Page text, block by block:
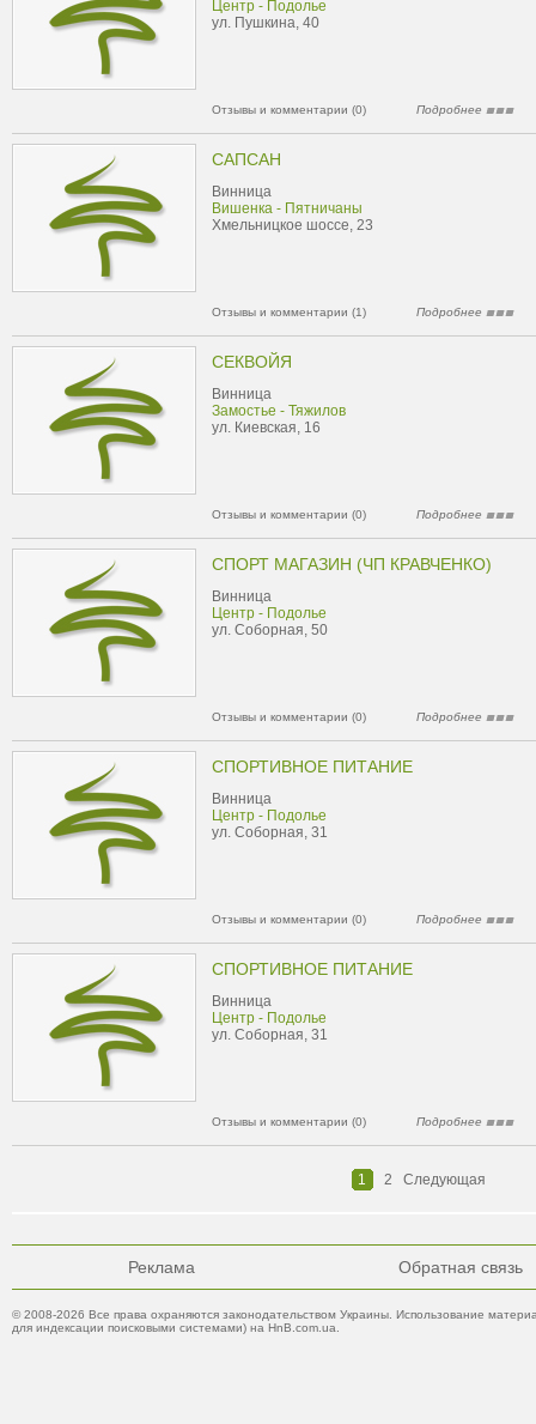
Центр - Подолье
ул. Пушкина, 40
Отзывы и комментарии (0) Подробнее
САПСАН
Винница
Вишенка - Пятничаны
Хмельницкое шоссе, 23
Отзывы и комментарии (1) Подробнее
СЕКВОЙЯ
Винница
Замостье - Тяжилов
ул. Киевская, 16
Отзывы и комментарии (0) Подробнее
СПОРТ МАГАЗИН (ЧП КРАВЧЕНКО)
Винница
Центр - Подолье
ул. Соборная, 50
Отзывы и комментарии (0) Подробнее
СПОРТИВНОЕ ПИТАНИЕ
Винница
Центр - Подолье
ул. Соборная, 31
Отзывы и комментарии (0) Подробнее
СПОРТИВНОЕ ПИТАНИЕ
Винница
Центр - Подолье
ул. Соборная, 31
Отзывы и комментарии (0) Подробнее
1 2 Следующая
Реклама Обратная связь
© 2008-2026 Все права охраняются законодательством Украины. Использование
для индексации поисковыми системами) на HnB.com.ua.